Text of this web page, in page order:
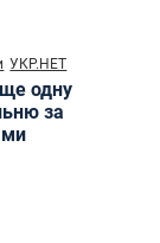
УКР.НЕТ
одну
за